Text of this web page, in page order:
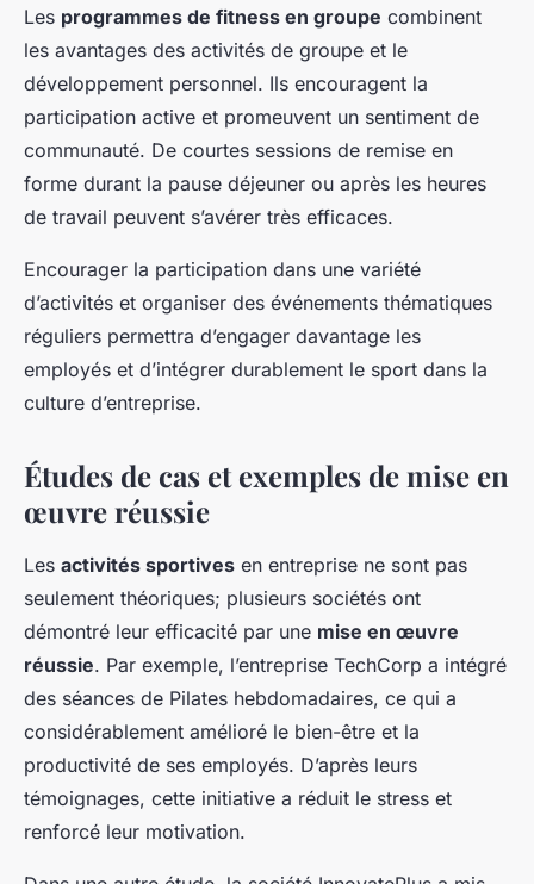
Les programmes de fitness en groupe combinent
les avantages des activités de groupe et le
développement personnel. Ils encouragent la
participation active et promeuvent un sentiment de
communauté. De courtes sessions de remise en
forme durant la pause déjeuner ou après les heures
de travail peuvent s’avérer très efficaces.
Encourager la participation dans une variété
d’activités et organiser des événements thématiques
réguliers permettra d’engager davantage les
employés et d’intégrer durablement le sport dans la
culture d’entreprise.
Études de cas et exemples de mise en
œuvre réussie
Les activités sportives en entreprise ne sont pas
seulement théoriques; plusieurs sociétés ont
démontré leur efficacité par une mise en œuvre
réussie. Par exemple, l’entreprise TechCorp a intégré
des séances de Pilates hebdomadaires, ce qui a
considérablement amélioré le bien-être et la
productivité de ses employés. D’après leurs
témoignages, cette initiative a réduit le stress et
renforcé leur motivation.